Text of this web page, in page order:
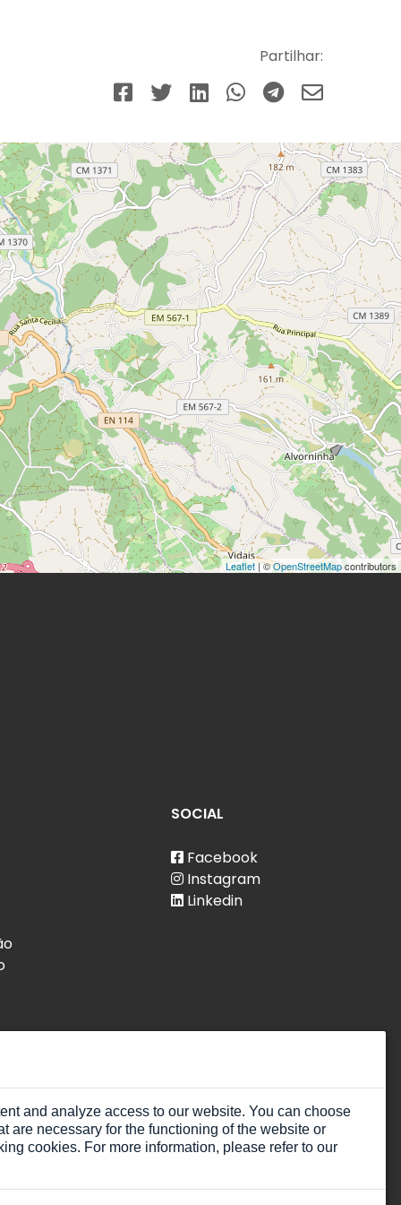
Partilhar:
Leaflet| ©OpenStreetMapcontributors
SOCIAL
Facebook
Instagram
Linkedin
and analyze access to our website. You can choose
are necessary for the functioning of the website or
cookies. For more information, please refer to our